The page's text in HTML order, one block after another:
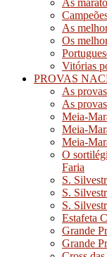
As
Os
Vitórias
PROVAS
As
As
Meia-
Meia-
Meia-
O
Faria
S.
S.
S.
Estafeta
Grande
Grande